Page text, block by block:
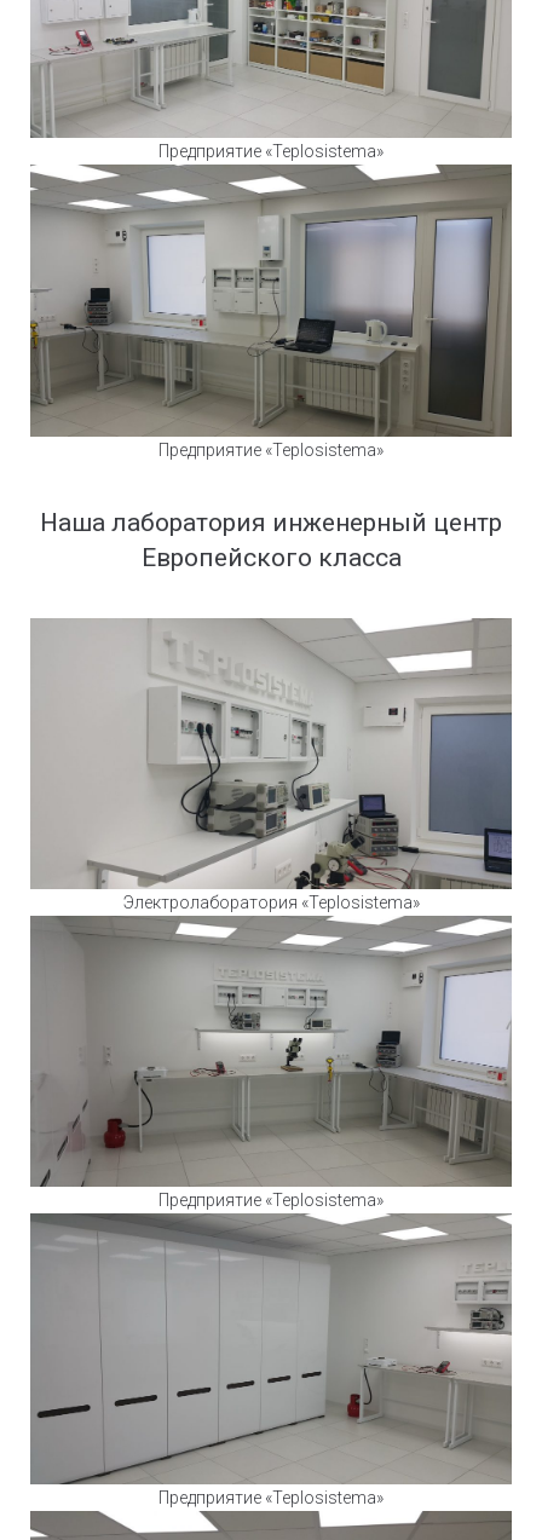
Предприятие «Teplosistema»
Предприятие «Teplosistema»
Наша лаборатория инженерный центр
Европейского класса
Электролаборатория «Teplosistema»
Предприятие «Teplosistema»
Предприятие «Teplosistema»